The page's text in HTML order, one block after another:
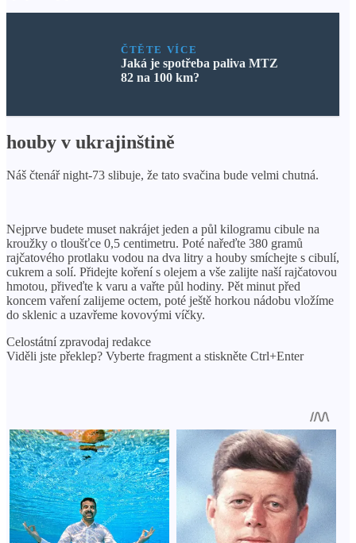
ČTĚTE VÍCE
Jaká je spotřeba paliva MTZ
82 na 100 km?
houby v ukrajinštině
Náš čtenář night-73 slibuje, že tato svačina bude velmi chutná.
Nejprve budete muset nakrájet jeden a půl kilogramu cibule na
kroužky o tloušťce 0,5 centimetru. Poté nařeďte 380 gramů
rajčatového protlaku vodou na dva litry a houby smíchejte s cibulí,
cukrem a solí. Přidejte koření s olejem a vše zalijte naší rajčatovou
hmotou, přiveďte k varu a vařte půl hodiny. Pět minut před
koncem vaření zalijeme octem, poté ještě horkou nádobu vložíme
do sklenic a uzavřeme kovovými víčky.
Celostátní zpravodaj redakce
Viděli jste překlep? Vyberte fragment a stiskněte Ctrl+Enter